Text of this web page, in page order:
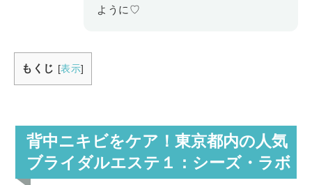
ように♡
もくじ [表示]
背中ニキビをケア！東京都内の人気
ブライダルエステ１：シーズ・ラボ